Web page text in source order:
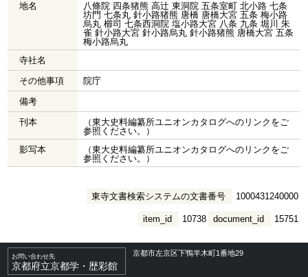
地名
八條院 四条猪熊 高辻 東洞院 五条室町 北小路 七条
坊門 七条丸 針小路猪熊 唐橋 唐橋大宮 五条 梅小路
烏丸 櫛司 七条西洞院 塩小路大宮 八条 九条 堀川 朱
雀 針小路大宮 針小路烏丸 針小路猪熊 唐橋大宮 五条
梅小路烏丸
寺社名
その他事項
院庁
備考
刊本
（東大史料編纂所ユニオンカタログへのリンクをご
参照ください。）
影写本
（東大史料編纂所ユニオンカタログへのリンクをご
参照ください。）
東寺文書検索システムの文書番号 1000431240000
document_id 15751
item_id 10738
お問い合わせ先
京都府立京都学・歴彩館
京都市左京区下鴨半木町1番地29